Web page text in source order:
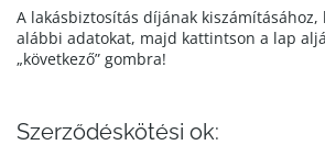
A lakásbiztosítás díjának kiszámításához,
alábbi adatokat, majd kattintson a lap
„következő” gombra!
Szerződéskötési ok: